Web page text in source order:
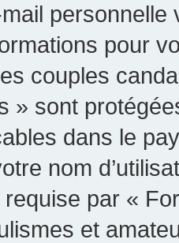
pour
couples
» sont
dans le
nom
par «
et